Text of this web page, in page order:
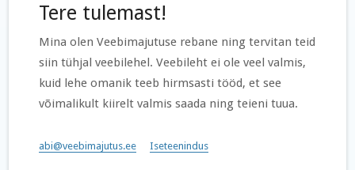
Tere tulemast!
Mina olen Veebimajutuse rebane ning tervitan teid
siin tühjal veebilehel. Veebileht ei ole veel valmis,
kuid lehe omanik teeb hirmsasti tööd, et see
võimalikult kiirelt valmis saada ning teieni tuua.
abi@veebimajutus.ee Iseteenindus